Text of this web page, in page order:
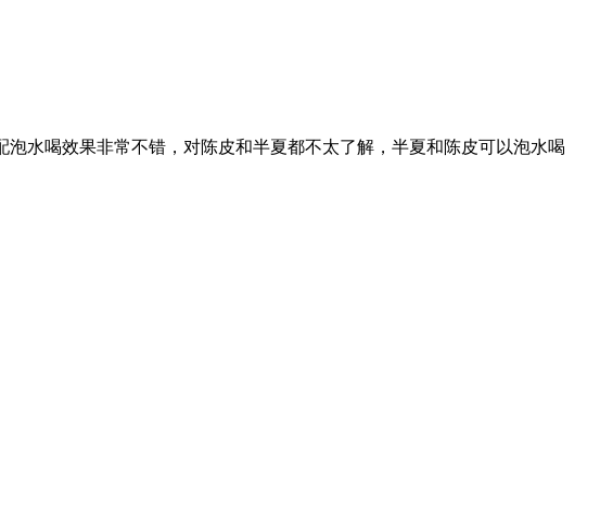
水喝效果非常不错，对陈皮和半夏都不太了解，半夏和陈皮可以泡水喝